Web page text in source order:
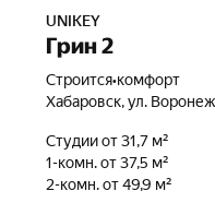
UNIKEY
Грин 2
Строится•комфорт
Хабаровск, ул.
Студии от 31,7 м²
1-комн. от 37,5 м²
2-комн. от 49,9 м²